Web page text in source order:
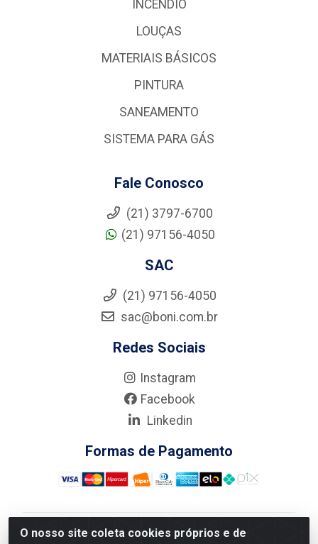
O nosso site coleta cookies próprios e de
INCÊNDIO
LOUÇAS
MATERIAIS BÁSICOS
PINTURA
SANEAMENTO
SISTEMA PARA GÁS
Fale Conosco
(21) 3797-6700
(21) 97156-4050
SAC
(21) 97156-4050
sac@boni.com.br
Redes Sociais
Instagram
Facebook
Linkedin
Formas de Pagamento
Nova Boni Distribuidora de Material de Construção LTDA